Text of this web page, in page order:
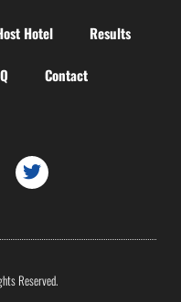
Hotel Results
Contact
Reserved.